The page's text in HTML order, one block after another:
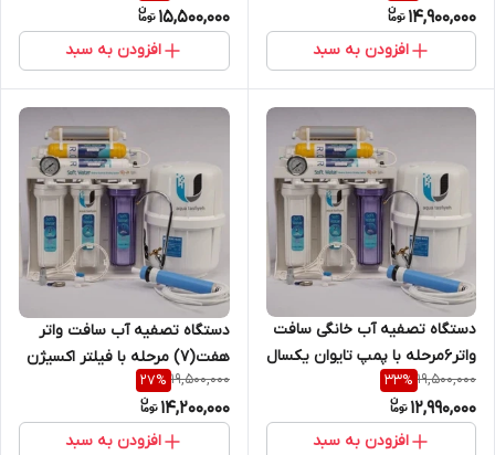
14,900,000
افزودن به سبد
15,500,000
افزودن به سبد
دستگاه تصفیه آب خانگی سافت
واتر6مرحله با پمپ تایوان یکسال
گارانتی( آب شیرین کن،تسویه
تصویه تسفیه)
19,500,000
33%
12,990,000
افزودن به سبد
دستگاه تصفیه آب سافت واتر
هفت(7) مرحله با فیلتر اکسیژن
ساز2سال گارانتی(تسفیه تصویه
تسویه)
19,500,000
27%
14,200,000
افزودن به سبد